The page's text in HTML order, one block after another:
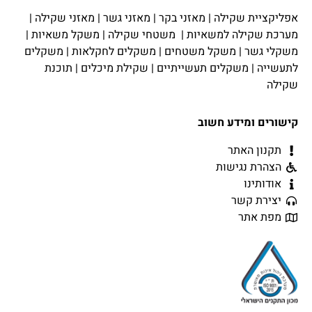
אפליקציית שקילה | מאזני בקר | מאזני גשר | מאזני שקילה |
מערכת שקילה למשאיות | משטחי שקילה | משקל משאיות |
משקלי גשר | משקל משטחים | משקלים לחקלאות | משקלים
לתעשייה | משקלים תעשייתיים | שקילת מיכלים | תוכנת
שקילה
קישורים ומידע חשוב
תקנון האתר
הצהרת נגישות
אודותינו
יצירת קשר
מפת אתר